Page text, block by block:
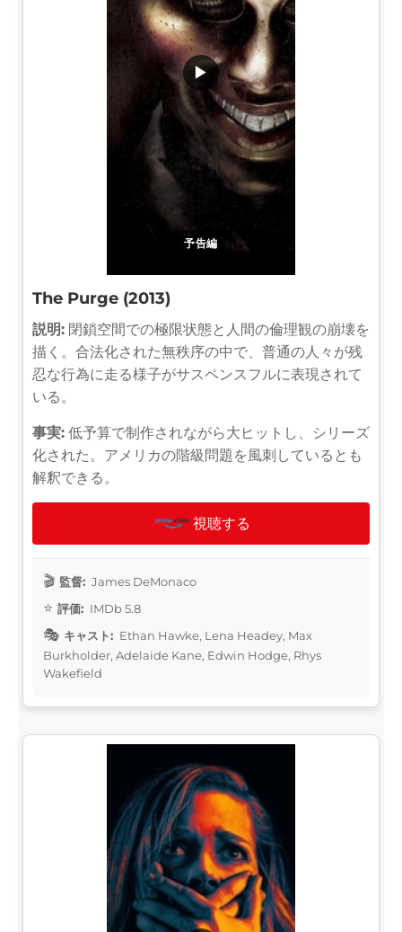
予告編
▶
The Purge (2013)
説明: 閉鎖空間での極限状態と人間の倫理観の崩壊を
描く。合法化された無秩序の中で、普通の人々が残
忍な行為に走る様子がサスペンスフルに表現されて
いる。
事実: 低予算で制作されながら大ヒットし、シリーズ
化された。アメリカの階級問題を風刺しているとも
解釈できる。
視聴する
監督: James DeMonaco
評価: IMDb 5.8
キャスト: Ethan Hawke, Lena Headey, Max
Burkholder, Adelaide Kane, Edwin Hodge, Rhys
Wakefield